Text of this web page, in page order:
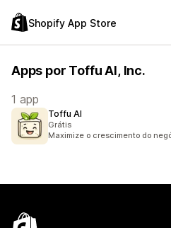
Shopify App Store
Apps por Toffu AI, Inc.
1 app
Toffu AI
Grátis
Maximize o crescimento do